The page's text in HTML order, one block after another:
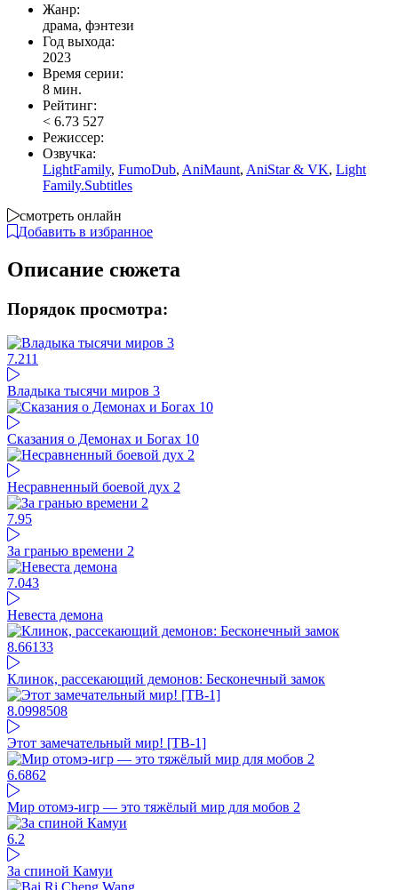
Жанр:
драма, фэнтези
Год выхода:
2023
Время серии:
8 мин.
Рейтинг:
< 6.73 527
Режиссер:
Озвучка:
LightFamily, FumoDub, AniMaunt, AniStar & VK, Light
Family.Subtitles
смотреть онлайн
Добавить в избранное
Описание сюжета
Порядок просмотра:
7.211
Владыка тысячи миров 3
Сказания о Демонах и Богах 10
Несравненный боевой дух 2
7.95
За гранью времени 2
7.043
Невеста демона
8.66133
Клинок, рассекающий демонов: Бесконечный замок
8.0998508
Этот замечательный мир! [ТВ-1]
6.6862
Мир отомэ-игр — это тяжёлый мир для мобов 2
6.2
За спиной Камуи